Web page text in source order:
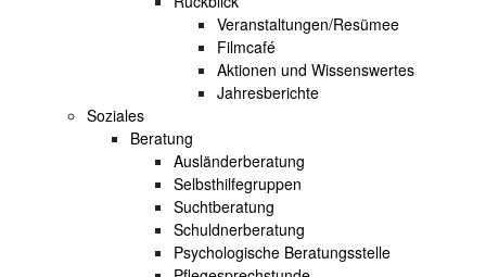
Veranstaltungen/Resümee
Filmcafé
Aktionen und Wissenswertes
Jahresberichte
Soziales
Beratung
Ausländerberatung
Selbsthilfegruppen
Suchtberatung
Schuldnerberatung
Psychologische Beratungsstelle